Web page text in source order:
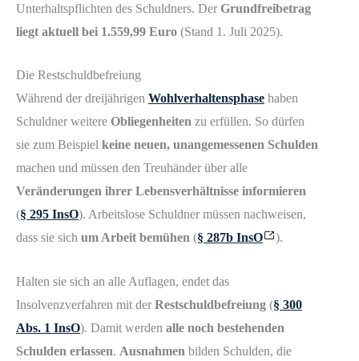
Unterhaltspflichten des Schuldners. Der Grundfreibetrag
liegt aktuell bei 1.559,99 Euro (Stand 1. Juli 2025).
Die Restschuldbefreiung
Während der dreijährigen Wohlverhaltensphase haben
Schuldner weitere Obliegenheiten zu erfüllen. So dürfen
sie zum Beispiel keine neuen, unangemessenen Schulden
machen und müssen den Treuhänder über alle
Veränderungen ihrer Lebensverhältnisse informieren
(§ 295 InsO). Arbeitslose Schuldner müssen nachweisen,
dass sie sich um Arbeit bemühen (§ 287b InsO ).
Halten sie sich an alle Auflagen, endet das
Insolvenzverfahren mit der Restschuldbefreiung (§ 300
Abs. 1 InsO). Damit werden alle noch bestehenden
Schulden erlassen. Ausnahmen bilden Schulden, die